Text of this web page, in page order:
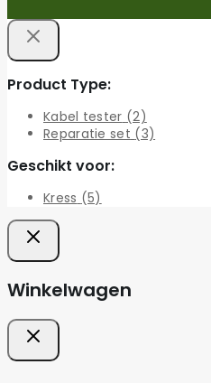
Product Type:
Kabel tester (2)
Reparatie set (3)
Geschikt voor:
Kress (5)
Winkelwagen